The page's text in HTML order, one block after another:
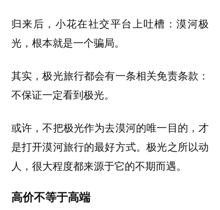
归来后，小花在社交平台上吐槽：漠河极
光，根本就是一个骗局。
其实，极光旅行都会有一条相关免责条款：
不保证一定看到极光。
或许，不把极光作为去漠河的唯一目的，才
是打开漠河旅行的最好方式。极光之所以动
人，很大程度都来源于它的不期而遇。
高价不等于高端